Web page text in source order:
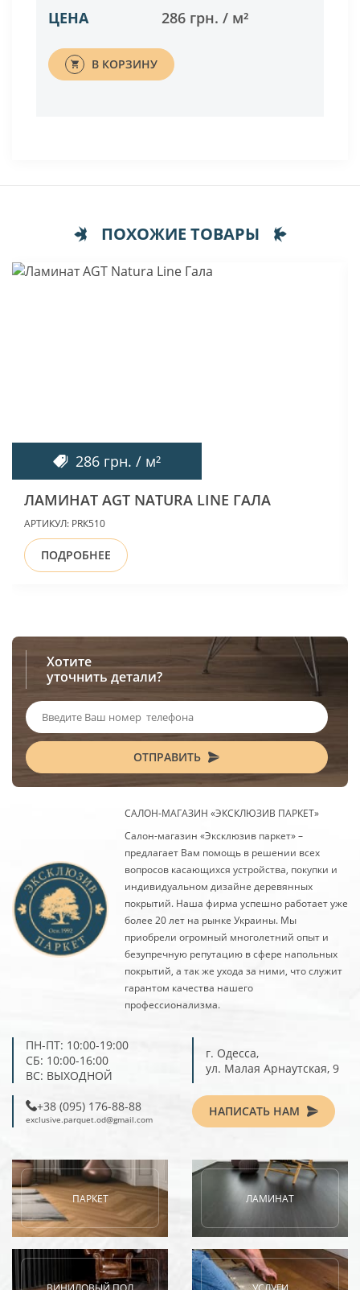
ЦЕНА 286 грн. / м²
В КОРЗИНУ
ПОХОЖИЕ ТОВАРЫ
286 грн. / м²
ЛАМИНАТ AGT NATURA LINE ГАЛА
АРТИКУЛ: PRК510
ПОДРОБНЕЕ
Хотите
уточнить детали?
ОТПРАВИТЬ
САЛОН-МАГАЗИН «ЭКСКЛЮЗИВ ПАРКЕТ»
Салон-магазин «Эксклюзив паркет» –
предлагает Вам помощь в решении всех
вопросов касающихся устройства, покупки и
индивидуальном дизайне деревянных
покрытий. Наша фирма успешно работает уже
более 20 лет на рынке Украины. Мы
приобрели огромный многолетний опыт и
безупречную репутацию в сфере напольных
покрытий, а так же ухода за ними, что служит
гарантом качества нашего
профессионализма.
ПН-ПТ: 10:00-19:00
СБ: 10:00-16:00
ВС: ВЫХОДНОЙ
г. Одесса,
ул. Малая Арнаутская, 9
‎+38 (095) 176-88-88
exclusive.parquet.od@gmail.com
НАПИСАТЬ НАМ
ПАРКЕТ ЛАМИНАТ